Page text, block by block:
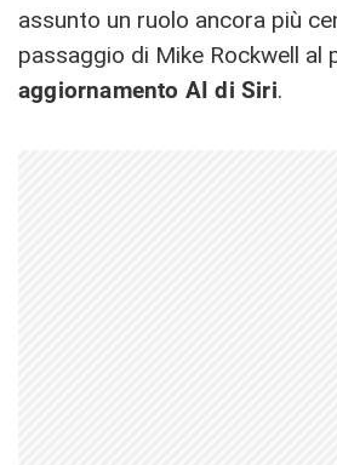
assunto un ruolo ancora più
passaggio di Mike Rockwell al
aggiornamento AI di Siri.